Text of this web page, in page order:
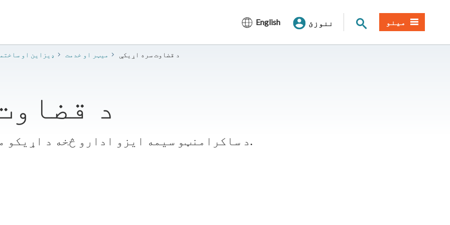
English ننوزئ د سایټ لټون
مینو
​ډیزاین او میټر او خدمت د قضاوت سره اړیکې
د
د ساکرامنټو سیمه ایزو ادارو څخه د اړیکو معلومات او توضیحات ترلاسه کړئ.